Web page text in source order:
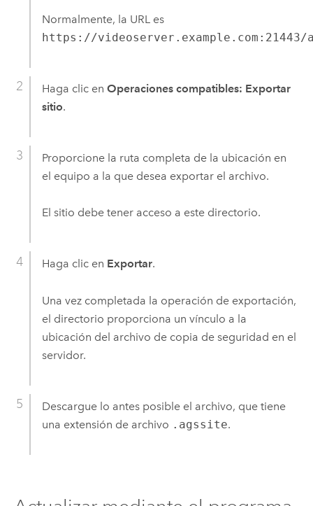
Normalmente, la URL es
https://videoserver.example.com:21443/
Haga clic en Operaciones compatibles: Exportar
sitio.
Proporcione la ruta completa de la ubicación en
el equipo a la que desea exportar el archivo.
El sitio debe tener acceso a este directorio.
Haga clic en Exportar.
Una vez completada la operación de exportación,
el directorio proporciona un vínculo a la
ubicación del archivo de copia de seguridad en el
servidor.
Descargue lo antes posible el archivo, que tiene
una extensión de archivo .agssite.